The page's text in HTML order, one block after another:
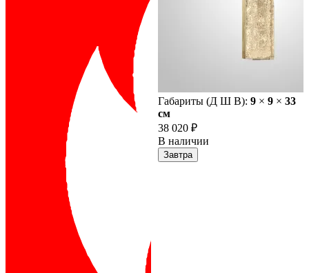
Габариты (Д Ш В): 9 × 9 × 33
cм
38 020 ₽
В наличии
Завтра